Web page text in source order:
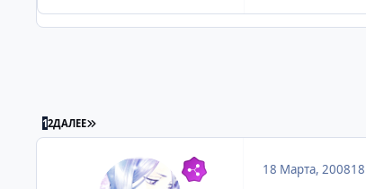
12ДАЛЕЕ ПОСЛЕДНЯЯ СТРАНИЦА
18 Марта, 2008